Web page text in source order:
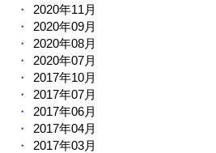
2020年11月
2020年09月
2020年08月
2020年07月
2017年10月
2017年07月
2017年06月
2017年04月
2017年03月